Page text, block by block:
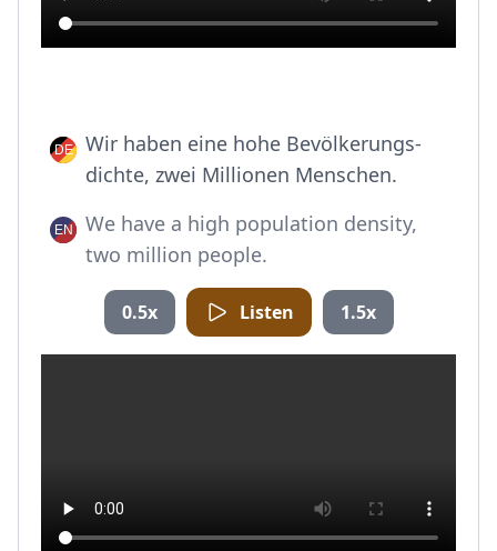
Wir haben eine hohe Bevölkerungs-
dichte, zwei Millionen Menschen.
We have a high population density,
two million people.
0.5x Listen 1.5x